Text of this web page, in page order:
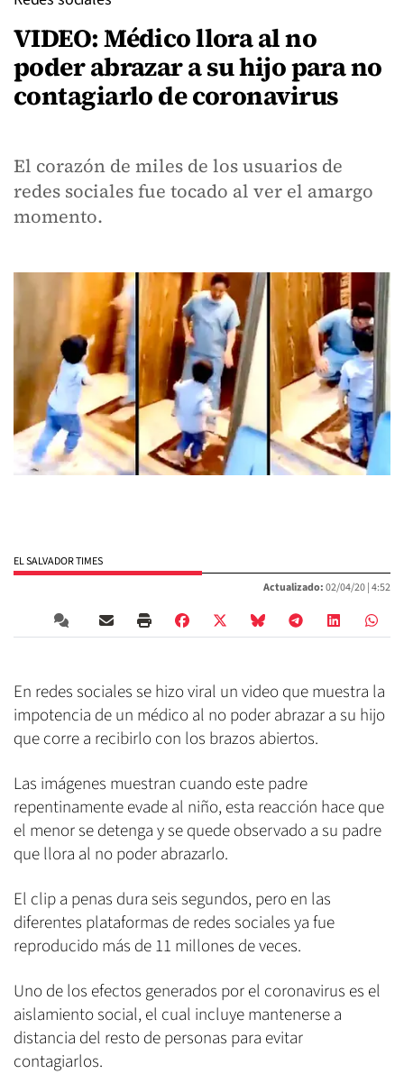
VIDEO: Médico llora al no
poder abrazar a su hijo para no
contagiarlo de coronavirus
El corazón de miles de los usuarios de
redes sociales fue tocado al ver el amargo
momento.
EL SALVADOR TIMES
Actualizado:02/04/20 |4:52
En redes sociales se hizo viral un video que muestra la
impotencia de un médico al no poder abrazar a su hijo
que corre a recibirlo con los brazos abiertos.
Las imágenes muestran cuando este padre
repentinamente evade al niño, esta reacción hace que
el menor se detenga y se quede observado a su padre
que llora al no poder abrazarlo.
El clip a penas dura seis segundos, pero en las
diferentes plataformas de redes sociales ya fue
reproducido más de 11 millones de veces.
Uno de los efectos generados por el coronavirus es el
aislamiento social, el cual incluye mantenerse a
distancia del resto de personas para evitar
contagiarlos.